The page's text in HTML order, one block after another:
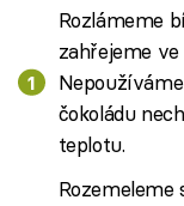
Rozlámeme
zahřejeme
čokoládu
teplotu.
Rozemeleme